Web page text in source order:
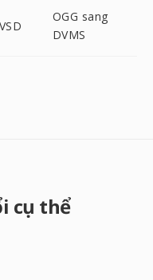
OGG sang
DVMS
cụ thể